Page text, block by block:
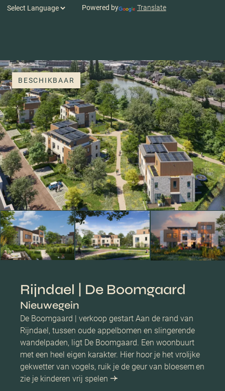
Powered by Translate
BESCHIKBAAR
Rijndael | De Boomgaard
Nieuwegein
De Boomgaard | verkoop gestart Aan de rand van
Rijndael, tussen oude appelbomen en slingerende
wandelpaden, ligt De Boomgaard. Een woonbuurt
met een heel eigen karakter. Hier hoor je het vrolijke
gekwetter van vogels, ruik je de geur van bloesem en
zie je kinderen vrij spelen